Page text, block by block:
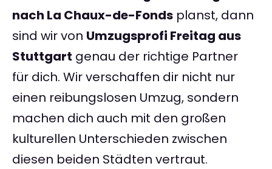
nach La Chaux-de-Fonds planst, dann
sind wir von Umzugsprofi Freitag aus
Stuttgart genau der richtige Partner
für dich. Wir verschaffen dir nicht nur
einen reibungslosen Umzug, sondern
machen dich auch mit den großen
kulturellen Unterschieden zwischen
diesen beiden Städten vertraut.